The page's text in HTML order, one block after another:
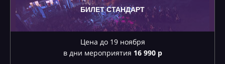
БИЛЕТ СТАНДАРТ
Цена до 19 ноября
в дни мероприятия 16990 р